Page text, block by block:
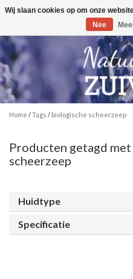
Toggle
Home /Tags / biologische scheerzeep
Producten getagd
scheerzeep
Huidtype
Specificatie
Wij slaan cookies op om onze
Nee